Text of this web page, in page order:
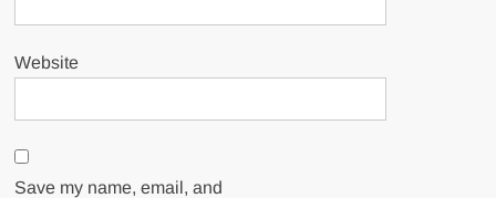
Website
Save my name, email, and